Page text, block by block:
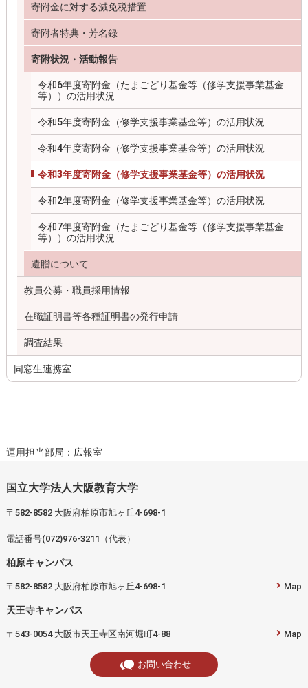
寄附金に対する減免税措置
寄附者特典・芳名録
寄附状況・活動報告
令和6年度寄附金（たまごどり基金等（修学支援事業基金
等））の活用状況
令和5年度寄附金（修学支援事業基金等）の活用状況
令和4年度寄附金（修学支援事業基金等）の活用状況
令和3年度寄附金（修学支援事業基金等）の活用状況
令和2年度寄附金（修学支援事業基金等）の活用状況
令和7年度寄附金（たまごどり基金等（修学支援事業基金
等））の活用状況
遺贈について
教員公募・職員採用情報
在職証明書等各種証明書の発行申請
調査結果
同窓生連携室
運用担当部局：広報室
国立大学法人大阪教育大学
〒582-8582 大阪府柏原市旭ヶ丘4-698-1
電話番号(072)976-3211（代表）
柏原キャンパス
〒582-8582 大阪府柏原市旭ヶ丘4-698-1 Map
天王寺キャンパス
〒543-0054 大阪市天王寺区南河堀町4-88 Map
お問い合わせ